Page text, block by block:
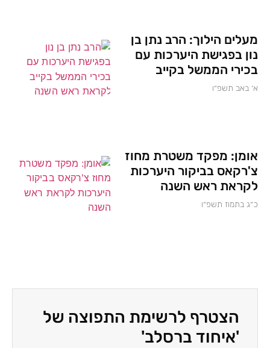
מעלים הילוך: הרב נתן בן
נון בפגישת היערכות עם
בכירי הממשל בקייב
א׳ באב תשפ״ו
אומן: מפקד משטרת מחוז
צ'רקאס בביקור היערכות
לקראת ראש השנה
כ״ג בתמוז תשפ״ו
הצטרף לרשימת התפוצה של
'איחוד ברסלב'